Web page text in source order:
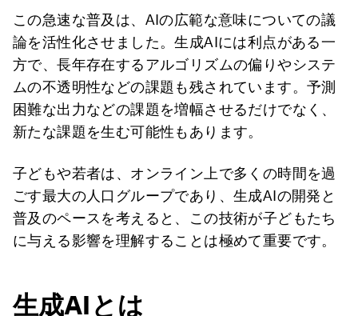
この急速な普及は、AIの広範な意味についての議
論を活性化させました。生成AIには利点がある一
方で、長年存在するアルゴリズムの偏りやシステ
ムの不透明性などの課題も残されています。予測
困難な出力などの課題を増幅させるだけでなく、
新たな課題を生む可能性もあります。
子どもや若者は、オンライン上で多くの時間を過
ごす最大の人口グループであり、生成AIの開発と
普及のペースを考えると、この技術が子どもたち
に与える影響を理解することは極めて重要です。
生成AIとは